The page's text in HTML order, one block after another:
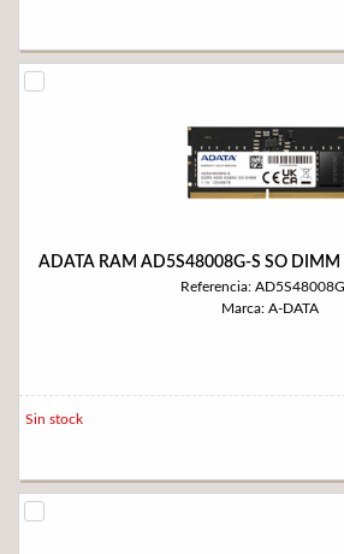
ADATA RAM AD5S48008G-S SO
Referencia:
Marca: A-DATA
Sin stock